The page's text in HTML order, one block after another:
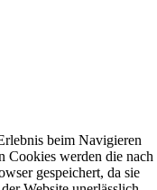
beim Navigieren
Cookies werden die nach
gespeichert, da sie